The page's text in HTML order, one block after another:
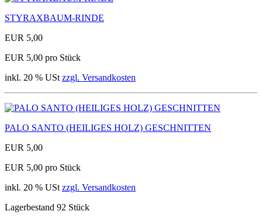
STYRAXBAUM-RINDE
EUR 5,00
EUR 5,00 pro Stück
inkl. 20 % USt zzgl. Versandkosten
PALO SANTO (HEILIGES HOLZ) GESCHNITTEN
EUR 5,00
EUR 5,00 pro Stück
inkl. 20 % USt zzgl. Versandkosten
Lagerbestand 92 Stück